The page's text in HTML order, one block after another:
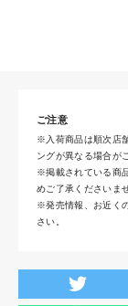
ご注意
※入荷商品は順次店
ングが異なる場合が
※掲載されている商
めご了承くださいませ
※発売情報、お近く
さい。